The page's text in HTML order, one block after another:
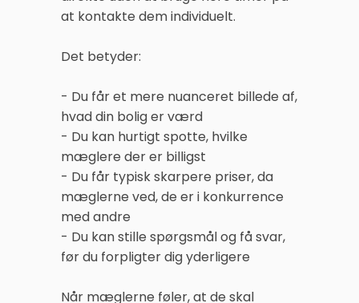
at kontakte dem individuelt.
Det betyder:
- Du får et mere nuanceret billede af,
hvad din bolig er værd
- Du kan hurtigt spotte, hvilke
mæglere der er billigst
- Du får typisk skarpere priser, da
mæglerne ved, de er i konkurrence
med andre
- Du kan stille spørgsmål og få svar,
før du forpligter dig yderligere
Når mæglerne føler, at de skal